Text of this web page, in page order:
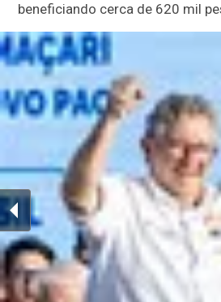
beneficiando cerca de 620 mil